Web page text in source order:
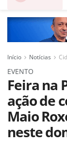
Início Notícias
EVENTO
Feira na
ação de
Maio
neste